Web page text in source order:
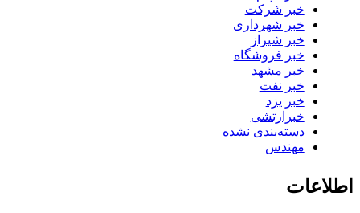
خبر شرکت
خبر شهرداری
خبر شیراز
خبر فروشگاه
خبر مشهد
خبر نفت
خبر یزد
خبرارتشی
دسته‌بندی نشده
مهندس
اطلاعات